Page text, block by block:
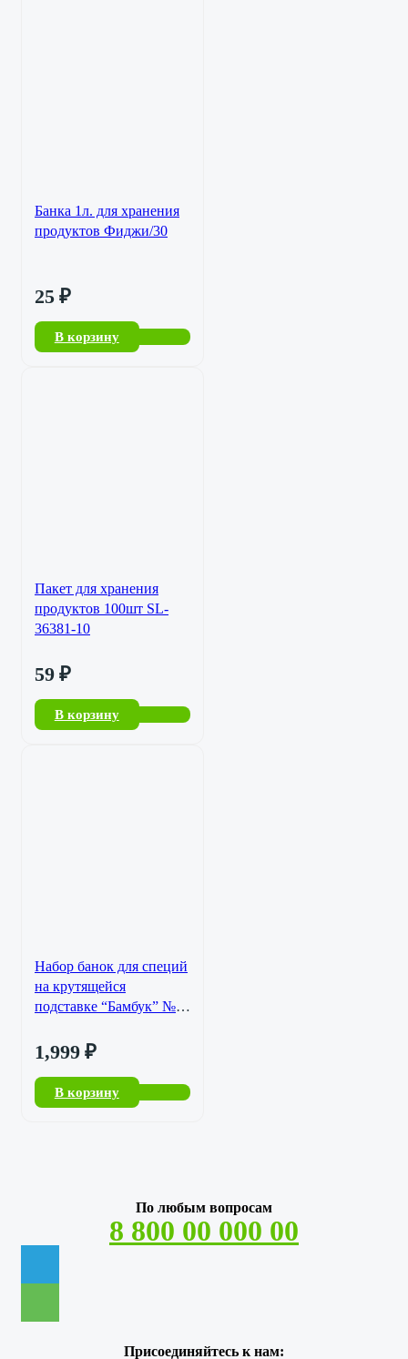
Банка 1л. для хранения
продуктов Фиджи/30
25 ₽
В корзину
Пакет для хранения
продуктов 100шт SL-
36381-10
59 ₽
В корзину
Набор банок для специй
на крутящейся
подставке “Бамбук” №1
1,999 ₽
В корзину
По любым вопросам
8 800 00 000 00
Присоединяйтесь к нам: